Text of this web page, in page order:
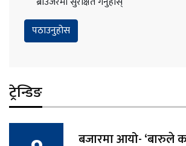
ट्रेन्डिङ
बजारमा आयो- ‘बारुले